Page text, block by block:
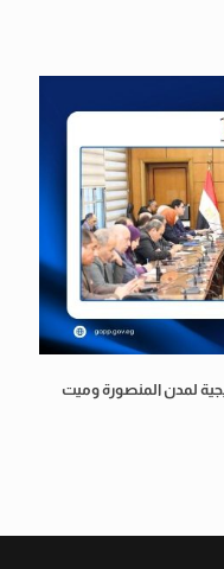
لمدن المنصورة وميت